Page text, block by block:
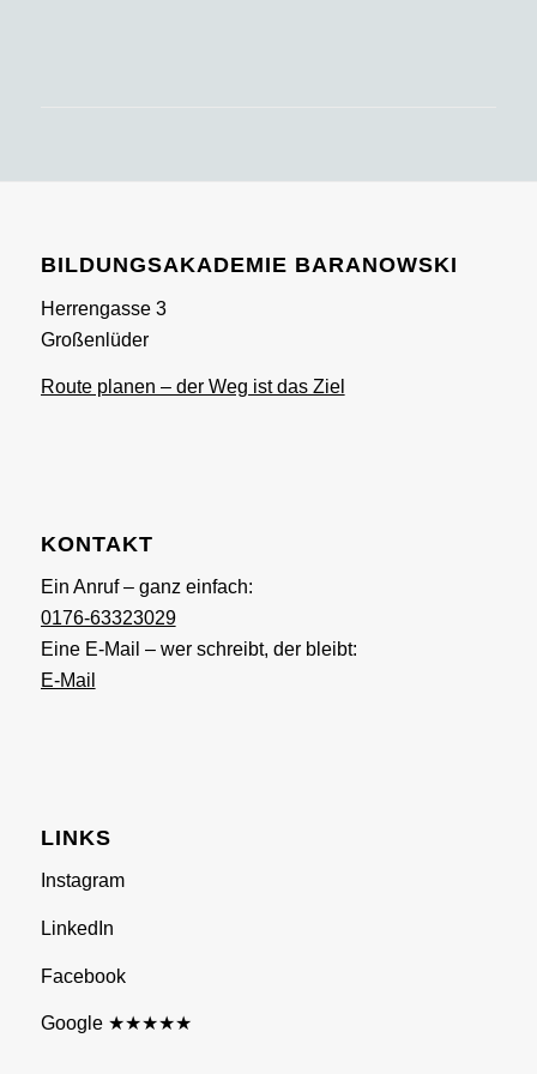
BILDUNGSAKADEMIE BARANOWSKI
Herrengasse 3
Großenlüder
Route planen – der Weg ist das Ziel
KONTAKT
Ein Anruf – ganz einfach:
0176-63323029
Eine E-Mail – wer schreibt, der bleibt:
E-Mail
LINKS
Instagram
LinkedIn
Facebook
Google ★★★★★